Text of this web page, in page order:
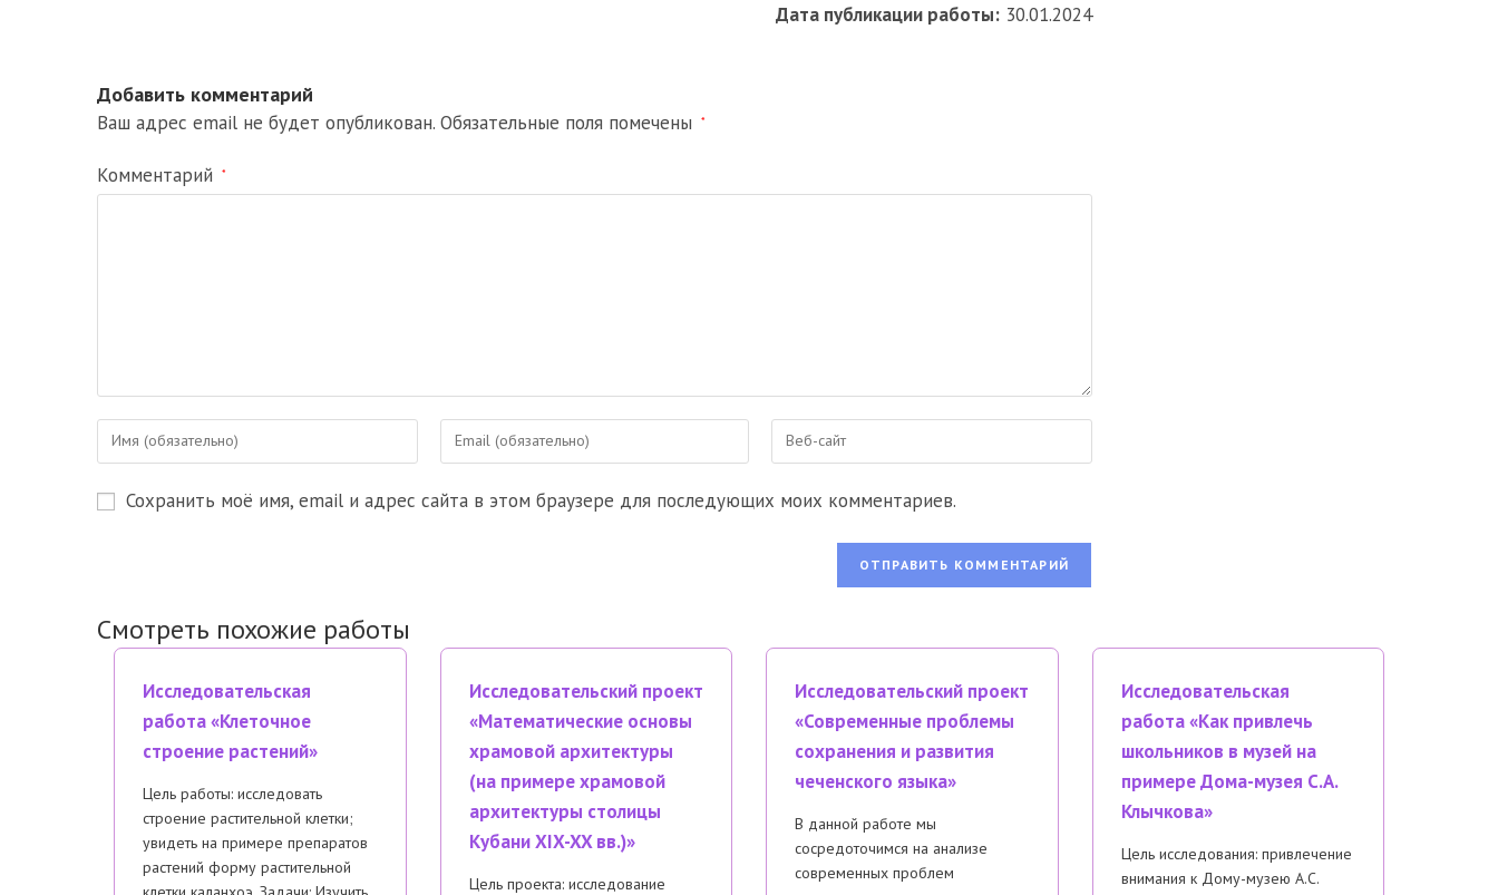
Дата публикации работы: 30.01.2024
Добавить комментарий
Ваш адрес email не будет опубликован. Обязательные поля помечены *
Комментарий *
Введите
Введите
адрес,
Введите
веб-
Сохранить моё имя, email и адрес сайта в этом браузере для последующих моих комментариев.
Смотреть похожие работы
Исследовательская
работа «Клеточное
строение растений»
Цель работы: исследовать
строение растительной клетки;
увидеть на примере препаратов
растений форму растительной
Исследовательский проект
«Математические основы
храмовой архитектуры
(на примере храмовой
архитектуры столицы
Кубани XIX-XX вв.)»
Цель проекта: исследование
Исследовательский проект
«Современные проблемы
сохранения и развития
чеченского языка»
В данной работе мы
сосредоточимся на анализе
современных проблем
Исследовательская
работа «Как привлечь
школьников в музей на
примере Дома-музея С.А.
Клычкова»
Цель исследования: привлечение
внимания к Дому-музею А.С.